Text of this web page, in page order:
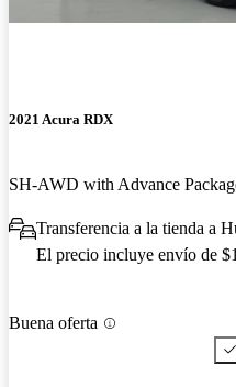
2021 Acura RDX
SH-AWD with Advance
Transferencia a la tienda a
El precio incluye envío de
Buena oferta